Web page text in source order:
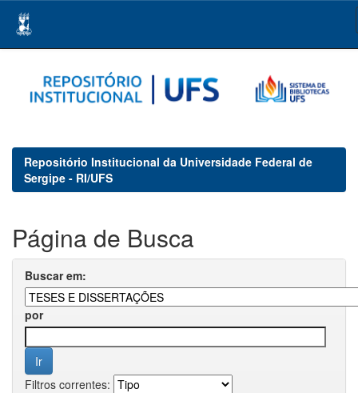
navigation
Repositório Institucional da Universidade Federal de
Sergipe - RI/UFS
Página de Busca
Buscar em:
por
Filtros correntes: